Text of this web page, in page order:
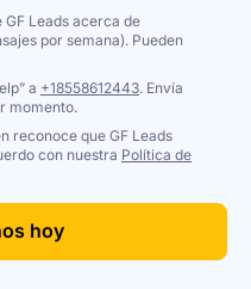
Leads acerca de
por semana). Pueden
a +18558612443. Envía
momento.
reconoce que GF Leads
con nuestra Política de
hoy